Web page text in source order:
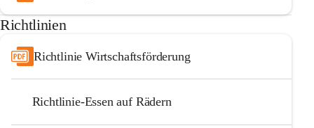
Richtlinien
Richtlinie Wirtschaftsförderung
Richtlinie-Essen auf Rädern